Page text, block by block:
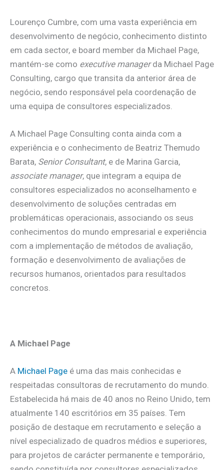
Lourenço Cumbre, com uma vasta experiência em
desenvolvimento de negócio, conhecimento distinto
em cada sector, e board member da Michael Page,
mantém-se como executive managerda Michael Page
Consulting, cargo que transita da anterior área de
negócio, sendo responsável pela coordenação de
uma equipa de consultores especializados.
A Michael Page Consulting conta ainda com a
experiência e o conhecimento de Beatriz Themudo
Barata, Senior Consultant, e de Marina Garcia,
associate manager, que integram a equipa de
consultores especializados no aconselhamento e
desenvolvimento de soluções centradas em
problemáticas operacionais, associando os seus
conhecimentos do mundo empresarial e experiência
com a implementação de métodos de avaliação,
formação e desenvolvimento de avaliações de
recursos humanos, orientados para resultados
concretos.
A Michael Page
A Michael Page é uma das mais conhecidas e
respeitadas consultoras de recrutamento do mundo.
Estabelecida há mais de 40 anos no Reino Unido, tem
atualmente 140 escritórios em 35 países. Tem
posição de destaque em recrutamento e seleção a
nível especializado de quadros médios e superiores,
para projetos de carácter permanente e temporário,